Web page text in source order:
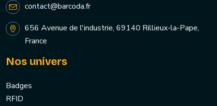
contact@barcoda.fr
656 Avenue de l'industrie, 69140 Rillieux-la-Pape,
France
Nos univers
Badges
RFID